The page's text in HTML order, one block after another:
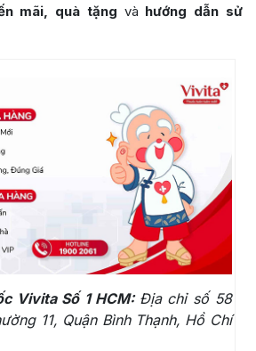
mãi, quà tặng và hướng dẫn sử
Vivita Số 1 HCM: Địa chỉ số 58
11, Quận Bình Thạnh, Hồ Chí